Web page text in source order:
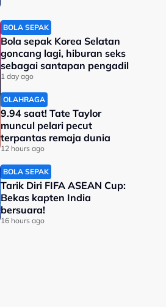
BOLA SEPAK
Bola sepak Korea Selatan
goncang lagi, hiburan seks
sebagai santapan pengadil
1 day ago
OLAHRAGA
9.94 saat! Tate Taylor
muncul pelari pecut
terpantas remaja dunia
12 hours ago
BOLA SEPAK
Tarik Diri FIFA ASEAN Cup:
Bekas kapten India
bersuara!
16 hours ago